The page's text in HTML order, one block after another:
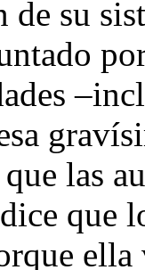
de su
las
que
ella